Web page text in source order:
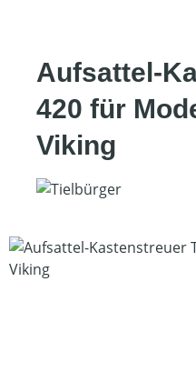
Aufsattel-
420 für
Viking
Bildergalerie überspringen